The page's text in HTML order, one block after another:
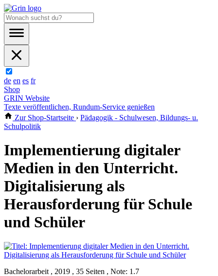
de en es fr
Shop
GRIN Website
Texte veröffentlichen, Rundum-Service genießen
Zur Shop-Startseite › Pädagogik - Schulwesen, Bildungs- u.
Schulpolitik
Implementierung digitaler
Medien in den Unterricht.
Digitalisierung als
Herausforderung für Schule
und Schüler
Bachelorarbeit , 2019 , 35 Seiten , Note: 1.7